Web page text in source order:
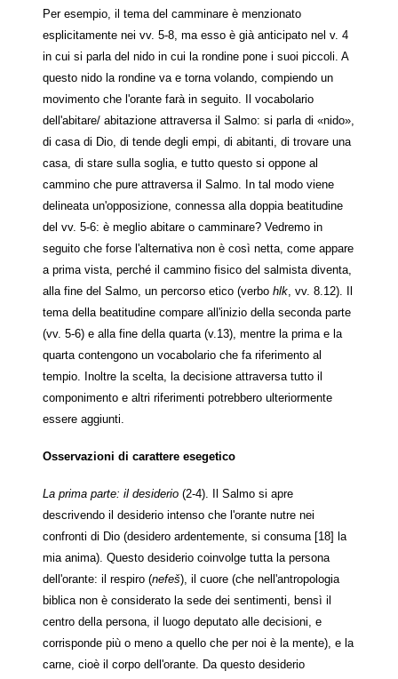
Per esempio, il tema del camminare è menzionato
esplicitamente nei vv. 5-8, ma esso è già anticipato nel v. 4
in cui si parla del nido in cui la rondine pone i suoi piccoli. A
questo nido la rondine va e torna volando, compiendo un
movimento che l'orante farà in seguito. Il vocabolario
dell'abitare/ abitazione attraversa il Salmo: si parla di «nido»,
di casa di Dio, di tende degli empi, di abitanti, di trovare una
casa, di stare sulla soglia, e tutto questo si oppone al
cammino che pure attraversa il Salmo. In tal modo viene
delineata un'opposizione, connessa alla doppia beatitudine
del vv. 5-6: è meglio abitare o camminare? Vedremo in
seguito che forse l'alternativa non è così netta, come appare
a prima vista, perché il cammino fisico del salmista diventa,
alla fine del Salmo, un percorso etico (verbo hlk , vv. 8.12). Il
tema della beatitudine compare all'inizio della seconda parte
(vv. 5-6) e alla fine della quarta (v.13), mentre la prima e la
quarta contengono un vocabolario che fa riferimento al
tempio. Inoltre la scelta, la decisione attraversa tutto il
componimento e altri riferimenti potrebbero ulteriormente
essere aggiunti.
Osservazioni di carattere esegetico
La prima parte: il desiderio (2-4). Il Salmo si apre
descrivendo il desiderio intenso che l'orante nutre nei
confronti di Dio (desidero ardentemente, si consuma [18] la
mia anima). Questo desiderio coinvolge tutta la persona
dell'orante: il respiro (nefeš), il cuore (che nell'antropologia
biblica non è considerato la sede dei sentimenti, bensì il
centro della persona, il luogo deputato alle decisioni, e
corrisponde più o meno a quello che per noi è la mente), e la
carne, cioè il corpo dell'orante. Da questo desiderio